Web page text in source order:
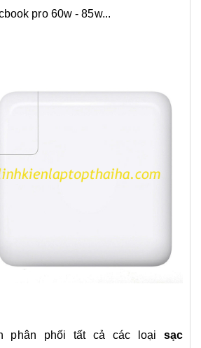
pro 60w - 85w...
phân phối tất cả các loại sạc